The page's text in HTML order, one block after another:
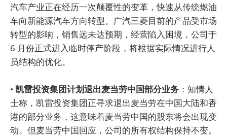
汽车产业正在经历一次颠覆性的变革，快速从传统燃油
车向新能源汽车方向转型。广汽三菱目前的产品受市场
转型的影响，销售远未达预期，经营陷入困境，公司于
6 月份正式进入临时停产阶段，将根据实际情况进行人
员结构的优化。
• 凯雷投资集团计划退出麦当劳中国部分业务 ：知情人
士称，凯雷投资集团正寻求退出麦当劳在中国大陆和香
港的部分业务，这意味着麦当劳中国的股东将会出现变
动。但麦当劳中国回应，公司的所有权结构保持不变。